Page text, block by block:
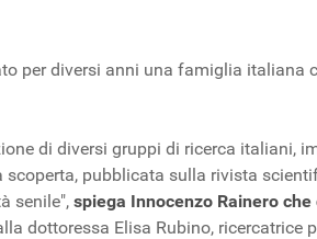
per diversi anni una famiglia italiana
di diversi gruppi di ricerca italiani,
pubblicata sulla rivista
senile", spiega Innocenzo Rainero
dottoressa Elisa Rubino, ricercatrice